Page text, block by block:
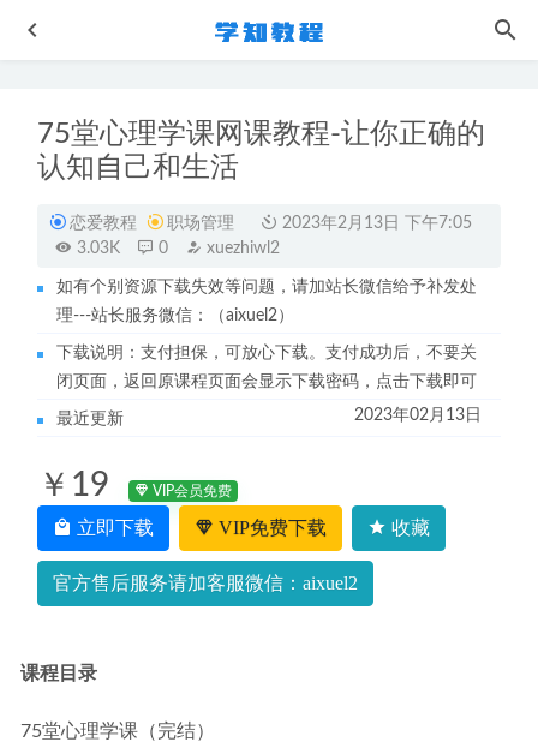
75堂心理学课网课教程-让你正确的
认知自己和生活
恋爱教程 职场管理
2023年2月13日 下午7:05
3.03K
0 xuezhiwl2
如有个别资源下载失效等问题，请加站长微信给予补发处
理---站长服务微信：（aixuel2）
下载说明：支付担保，可放心下载。支付成功后，不要关
闭页面，返回原课程页面会显示下载密码，点击下载即可
最近更新 2023年02月13日
￥19 VIP会员免费
立即下载 VIP免费下载 收藏
官方售后服务请加客服微信：aixuel2
课程目录
75堂心理学课（完结）
土耳其语中级强化教学课程 2022-10-31
2023张鹏高三生物教程猿辅导23年高考生物二三轮复习春季
班
2023-06-13
韩语网课教程新延世韩国语6册教程+讲义
2022-11-04
2023刘勖雯高三地理一轮复习视频教程+讲义（第二阶段）
2025张鹏高三生物一二三轮复习网课教程全年班